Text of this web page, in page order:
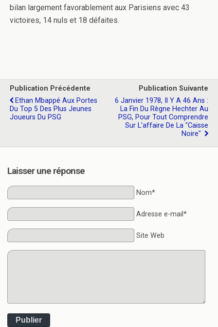
bilan largement favorablement aux Parisiens avec 43
victoires, 14 nuls et 18 défaites.
Publication Précédente
Ethan Mbappé Aux Portes
Du Top 5 Des Plus Jeunes
Joueurs Du PSG
Publication Suivante
6 Janvier 1978, Il Y A 46 Ans :
La Fin Du Règne Hechter Au
PSG, Pour Tout Comprendre
Sur L'affaire De La "caisse
Noire"
Laisser une réponse
Nom*
Adresse e-mail*
Site Web
Publier